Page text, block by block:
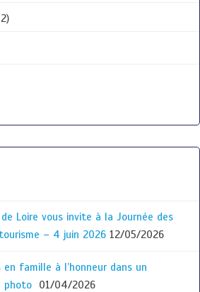
de Loire vous invite à la Journée des
– 4 juin 2026 12/05/2026
famille à l’honneur dans un
photo
01/04/2026